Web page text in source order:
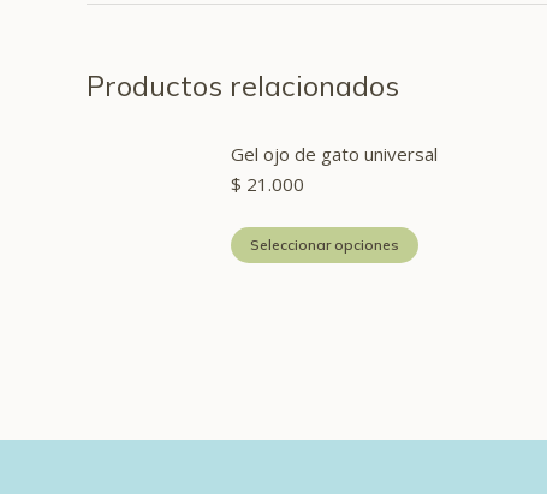
Productos relacionados
Gel ojo de gato universal
$ 21.000
Seleccionar opciones
Este
opciones